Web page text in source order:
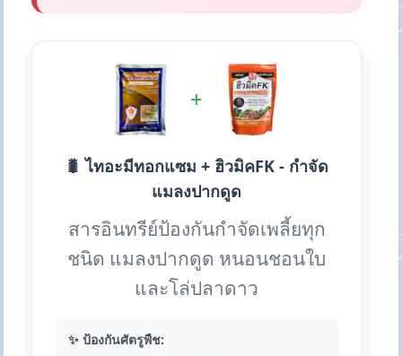
+
🐛 ไทอะมีทอกแซม + ฮิวมิคFK - กำจัด
แมลงปากดูด
สารอินทรีย์ป้องกันกำจัดเพลี้ยทุก
ชนิด แมลงปากดูด หนอนชอนใบ
และโล่ปลาดาว
✨ ป้องกันศัตรูพืช: